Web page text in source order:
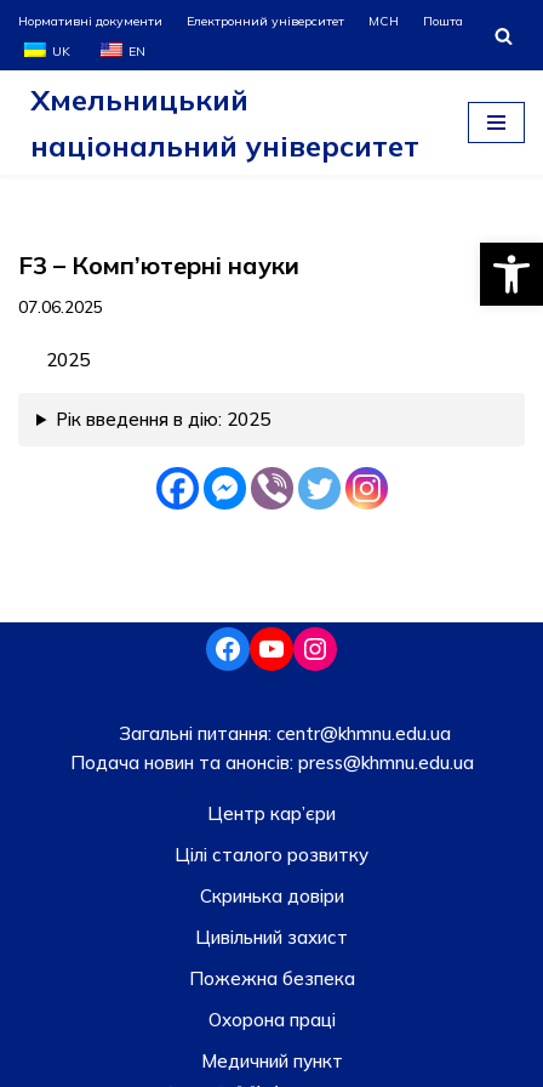
Перейти
до
Нормативні документи Електронний університет МСН
Пошта
UK
EN
Хмельницький
національний університет
F3 – Комп’ютерні науки
07.06.2025
2025
Рік введення в дію: 2025
Загальні питання: centr@khmnu.edu.ua
Подача новин та анонсів:press@khmnu.edu.ua
Центр кар’єри
Цілі сталого розвитку
Скринька довiри
Цивільний захист
Пожежна безпека
Охорона праці
Медичний пункт